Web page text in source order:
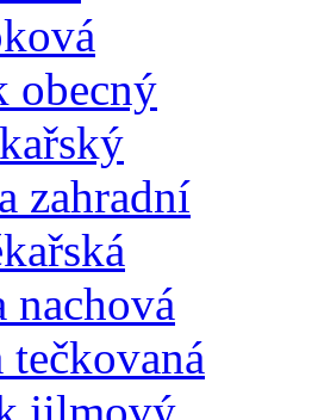
obecný
zahradní
nachová